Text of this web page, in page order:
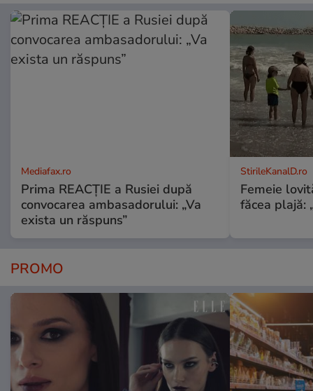
Mediafax.ro
Prima REACȚIE a Rusiei după
convocarea ambasadorului: „Va
exista un răspuns”
StirileKanalD.ro
Femeie
făcea plajă:
PROMO